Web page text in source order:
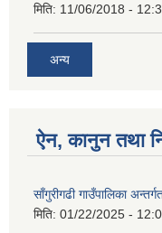
मिति: 11/06/2018 -
अन्य
ऐन, कानुन तथा
साँगुरीगढी गाउँपालिका
मिति: 01/22/2025 -